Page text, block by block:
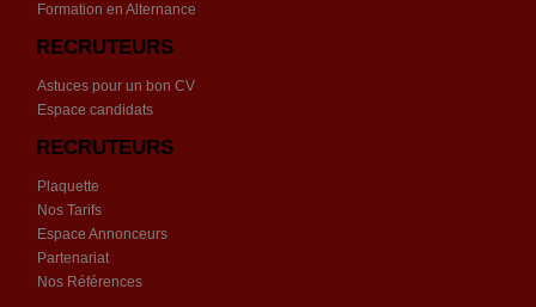
Formation en Alternance
RECRUTEURS
Astuces pour un bon CV
Espace candidats
RECRUTEURS
Plaquette
Nos Tarifs
Espace Annonceurs
Partenariat
Nos Références